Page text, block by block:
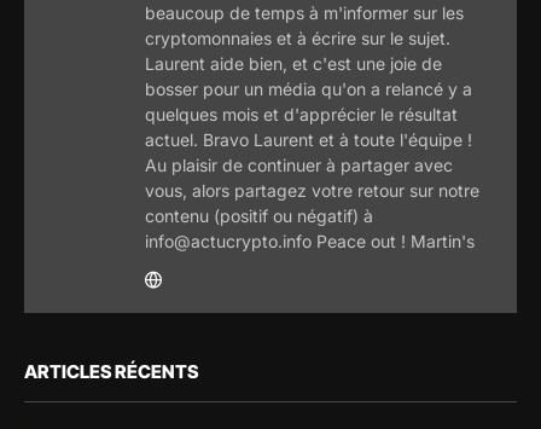
beaucoup de temps à m'informer sur les
cryptomonnaies et à écrire sur le sujet.
Laurent aide bien, et c'est une joie de
bosser pour un média qu'on a relancé y a
quelques mois et d'apprécier le résultat
actuel. Bravo Laurent et à toute l'équipe !
Au plaisir de continuer à partager avec
vous, alors partagez votre retour sur notre
contenu (positif ou négatif) à
info@actucrypto.info Peace out ! Martin's
ARTICLES RÉCENTS